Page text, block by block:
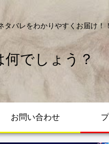
バレをわかりやすくお届け！！
でしょう？
お問い合わせ